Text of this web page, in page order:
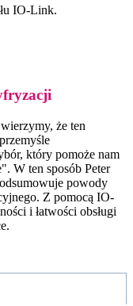
IO-Link.
że ten
który pomoże nam
W ten sposób Peter
powody
Z pomocą IO-
i łatwości obsługi